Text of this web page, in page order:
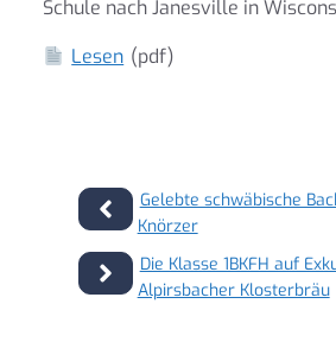
Schule nach Janesville in
Lesen (pdf)
Gelebte schwäbische
Knörzer
Die Klasse 1BKFH auf
Alpirsbacher Klosterbräu